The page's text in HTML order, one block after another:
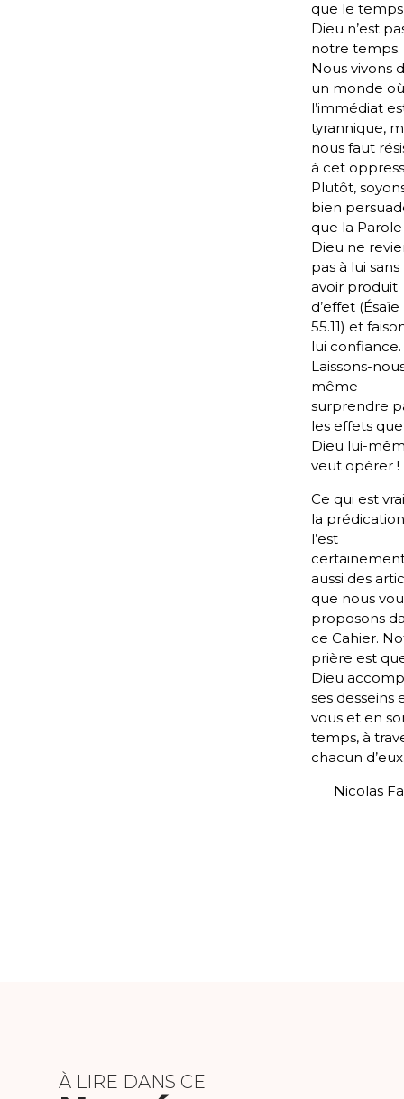
que le
Dieu n’est
notre temps.
Nous vivons
un monde où
l’immédiat
tyrannique,
nous faut
à cet
Plutôt,
bien
que la
Dieu ne
pas à lui sans
avoir produit
d’effet (Ésaïe
55.11) et
lui confiance.
Laissons-
même
surprendre
les effets que
Dieu lui-
veut opérer !
Ce qui est
la prédication
l’est
aussi des
que nous
proposons
ce Cahier.
prière est
Dieu
ses desseins
vous et en
temps, à
chacun
Nicolas
À LIRE DANS CE